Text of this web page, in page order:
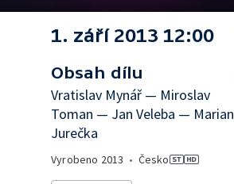
1. září 2013 12:00
Obsah dílu
Vratislav Mynář — Miroslav
Toman — Jan Veleba — Marian
Jurečka
Vyrobeno 2013 • Česko